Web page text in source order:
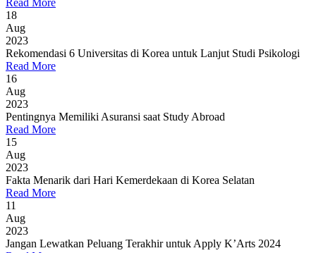
Read More
18
Aug
2023
Rekomendasi 6 Universitas di Korea untuk Lanjut Studi Psikologi
Read More
16
Aug
2023
Pentingnya Memiliki Asuransi saat Study Abroad
Read More
15
Aug
2023
Fakta Menarik dari Hari Kemerdekaan di Korea Selatan
Read More
11
Aug
2023
Jangan Lewatkan Peluang Terakhir untuk Apply K’Arts 2024